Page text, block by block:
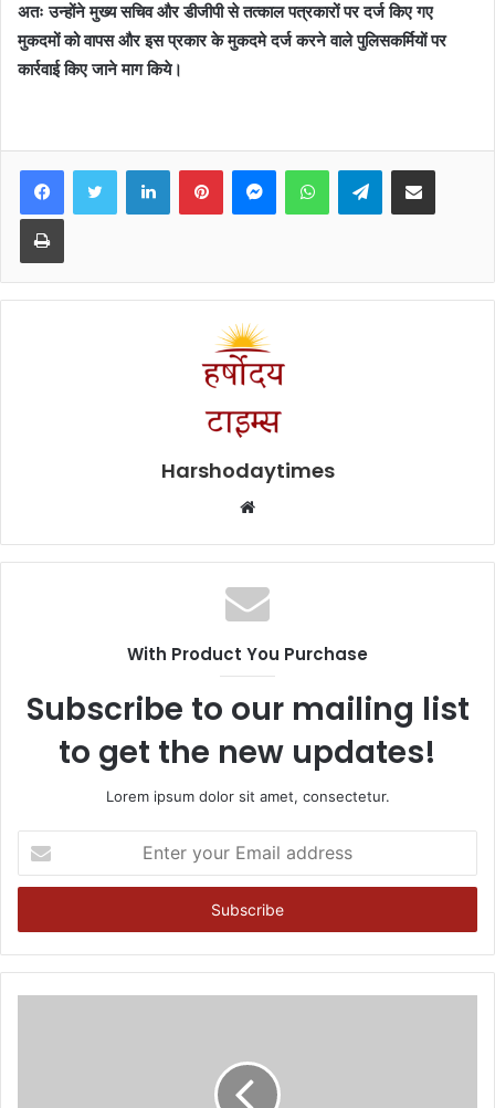
अतः उन्होंने मुख्य सचिव और डीजीपी से तत्काल पत्रकारों पर दर्ज किए गए
मुकदमों को वापस और इस प्रकार के मुकदमे दर्ज करने वाले पुलिसकर्मियों पर
कार्रवाई किए जाने माग किये।
FacebookTwitter LinkedInPinterestMessengerWhatsAppTelegramShare via Email
Print
Harshodaytimes
Website
With Product You Purchase
Subscribe to our mailing list
to get the new updates!
Lorem ipsum dolor sit amet, consectetur.
your
Email